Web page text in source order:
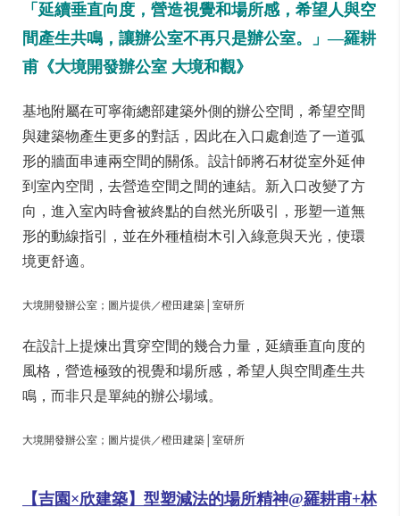
「延續垂直向度，營造視覺和場所感，希望人與空
間產生共鳴，讓辦公室不再只是辦公室。」—羅耕
甫《大境開發辦公室 大境和觀》
基地附屬在可寧衛總部建築外側的辦公空間，希望空間
與建築物產生更多的對話，因此在入口處創造了一道弧
形的牆面串連兩空間的關係。設計師將石材從室外延伸
到室內空間，去營造空間之間的連結。新入口改變了方
向，進入室內時會被終點的自然光所吸引，形塑一道無
形的動線指引，並在外種植樹木引入綠意與天光，使環
境更舒適。
大境開發辦公室 ；圖片提供／橙田建築│室研所
在設計上提煉出貫穿空間的幾合力量，延續垂直向度的
風格，營造極致的視覺和場所感，希望人與空間產生共
鳴，而非只是單純的辦公場域。
大境開發辦公室 ；圖片提供／橙田建築│室研所
【吉園×欣建築】 型塑減法的場所精神@羅耕甫+林